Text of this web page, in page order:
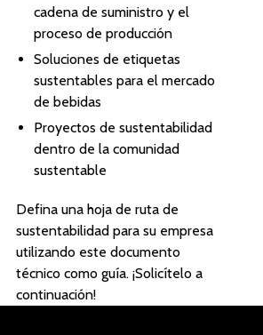
cadena de suministro y el
proceso de producción
Soluciones de etiquetas
sustentables para el mercado
de bebidas
Proyectos de sustentabilidad
dentro de la comunidad
sustentable
Defina una hoja de ruta de
sustentabilidad para su empresa
utilizando este documento
técnico como guía. ¡Solicítelo a
continuación!